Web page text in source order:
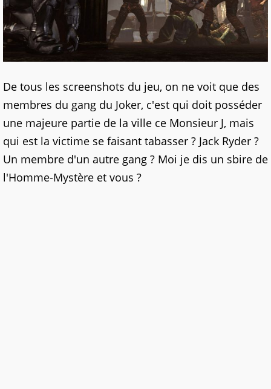
De tous les screenshots du jeu, on ne voit que des
membres du gang du Joker, c'est qui doit posséder
une majeure partie de la ville ce Monsieur J, mais
qui est la victime se faisant tabasser ? Jack Ryder ?
Un membre d'un autre gang ? Moi je dis un sbire de
l'Homme-Mystère et vous ?